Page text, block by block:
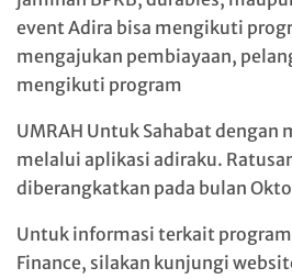
event Adira bisa mengikuti
mengajukan pembiayaan,
mengikuti program
UMRAH Untuk Sahabat dengan
melalui aplikasi adiraku.
diberangkatkan pada bulan
Untuk informasi terkait
Finance, silakan kunjungi